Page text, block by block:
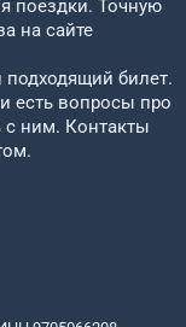
поездки. Точную
на сайте
билет.
есть вопросы про
с ним. Контакты